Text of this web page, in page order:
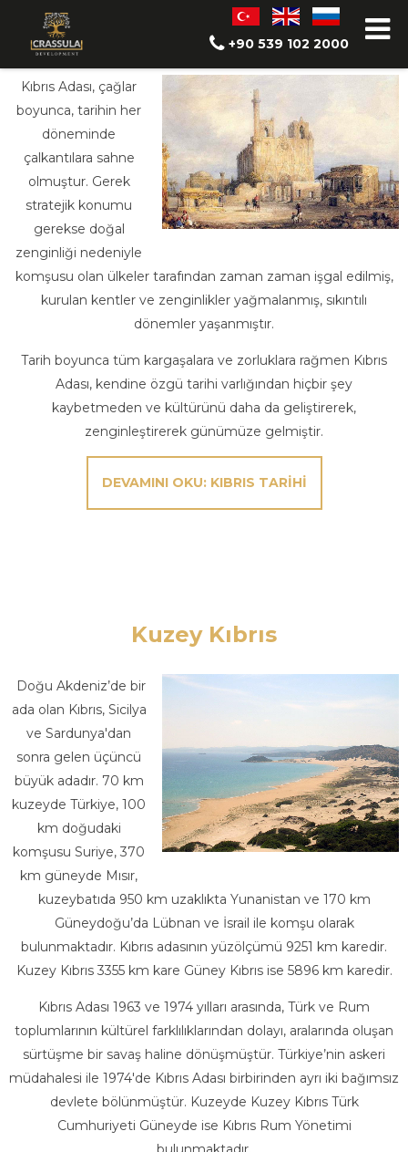
+90 539 102 2000
Kıbrıs Tarihi
Kıbrıs Adası, çağlar
boyunca, tarihin her
döneminde
çalkantılara sahne
olmuştur. Gerek
stratejik konumu
gerekse doğal
zenginliği nedeniyle
komşusu olan ülkeler tarafından zaman zaman işgal edilmiş,
kurulan kentler ve zenginlikler yağmalanmış, sıkıntılı
dönemler yaşanmıştır.
Tarih boyunca tüm kargaşalara ve zorluklara rağmen Kıbrıs
Adası, kendine özgü tarihi varlığından hiçbir şey
kaybetmeden ve kültürünü daha da geliştirerek,
zenginleştirerek günümüze gelmiştir.
DEVAMINI OKU: KIBRIS TARIHI
Kuzey Kıbrıs
Doğu Akdeniz’de bir
ada olan Kıbrıs, Sicilya
ve Sardunya'dan
sonra gelen üçüncü
büyük adadır. 70 km
kuzeyde Türkiye, 100
km doğudaki
komşusu Suriye, 370
km güneyde Mısır,
kuzeybatıda 950 km uzaklıkta Yunanistan ve 170 km
Güneydoğu’da Lübnan ve İsrail ile komşu olarak
bulunmaktadır. Kıbrıs adasının yüzölçümü 9251 km karedir.
Kuzey Kıbrıs 3355 km kare Güney Kıbrıs ise 5896 km karedir.
Kıbrıs Adası 1963 ve 1974 yılları arasında, Türk ve Rum
toplumlarının kültürel farklılıklarından dolayı, aralarında oluşan
sürtüşme bir savaş haline dönüşmüştür. Türkiye’nin askeri
müdahalesi ile 1974'de Kıbrıs Adası birbirinden ayrı iki bağımsız
devlete bölünmüştür. Kuzeyde Kuzey Kıbrıs Türk
Cumhuriyeti Güneyde ise Kıbrıs Rum Yönetimi